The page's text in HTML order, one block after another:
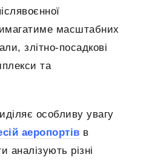
масштабних
злітно-посадкові
та
особливу увагу
аеропортів в
аналізують різні